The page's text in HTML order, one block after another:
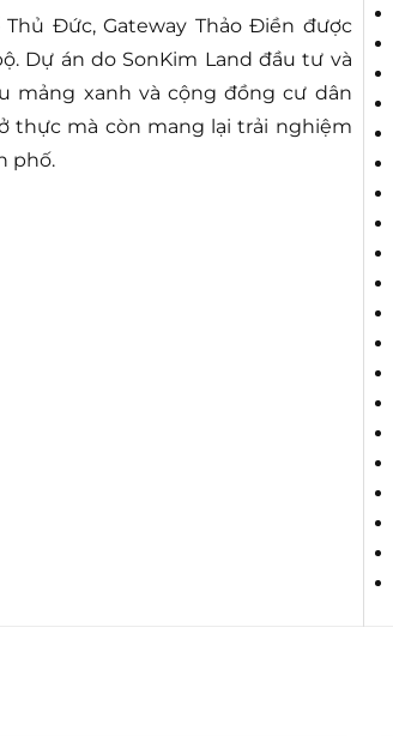
Đức, Gateway Thảo Điền được
Dự án do SonKim Land đầu tư và
mảng xanh và cộng đồng cư dân
thực mà còn mang lại trải nghiệm
phố.